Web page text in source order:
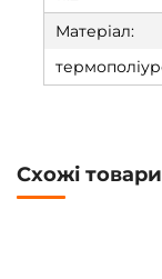
Матеріал:
Схожі товари